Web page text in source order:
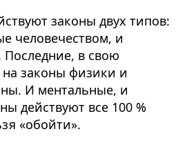
законы двух типов:
человечеством, и
в свою
на законы физики и
И ментальные, и
действуют все 100 %
«обойти».